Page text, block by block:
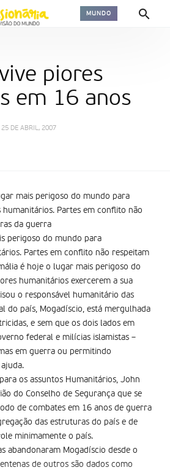
MUNDO
piores
em 16 anos
25 DE ABRIL, 2007
mais perigoso do mundo para
Partes em conflito não
da guerra
perigoso do mundo para
Partes em conflito não respeitam
é hoje o lugar mais perigoso do
humanitários exercerem a sua
o responsável humanitário das
do país, Mogadíscio, está mergulhada
e sem que os dois lados em
federal e milícias islamistas –
em guerra ou permitindo
os assuntos Humanitários, John
do Conselho de Segurança que se
de combates em 16 anos de guerra
das estruturas do país e de
minimamente o país.
abandonaram Mogadíscio desde o
de outros são dados como